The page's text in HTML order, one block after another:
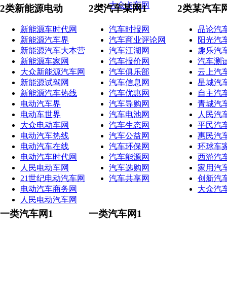
大众卡车网
2类新能源电动
新能源车时代网
新能源汽车界
新能源汽车大本营
新能源车家网
大众新能源汽车网
新能源试驾网
新能源汽车热线
电动汽车界
电动车世界
大众电动车网
电动汽车热线
电动汽车在线
电动汽车时代网
人民电动车网
21世纪电动汽车网
电动汽车商务网
人民电动汽车网
2类汽车某网1
汽车时报网
汽车商业评论网
汽车江湖网
汽车报价网
汽车俱乐部
汽车信息网
汽车优惠网
汽车导购网
汽车电池网
汽车生态网
汽车公益网
汽车环保网
汽车能源网
汽车选购网
汽车共享网
2类某汽车
品论汽
阳光汽
趣乐汽
汽车测
云上汽
星城汽
自主汽
青城汽
人民汽
平民汽
惠民汽
环球车
西游汽
家用汽
创新汽
大众汽
一类汽车网1 一类汽车网1